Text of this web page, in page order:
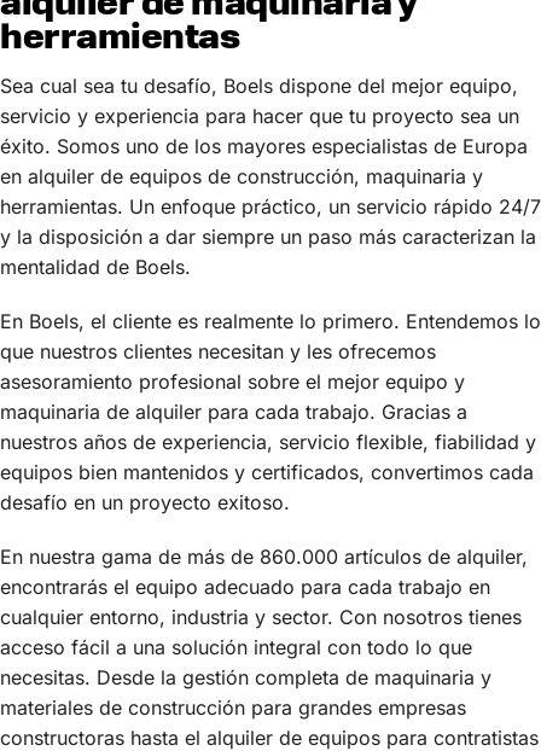
herramientas
Sea cual sea tu desafío, Boels dispone del mejor equipo,
servicio y experiencia para hacer que tu proyecto sea un
éxito. Somos uno de los mayores especialistas de Europa
en alquiler de equipos de construcción, maquinaria y
herramientas. Un enfoque práctico, un servicio rápido 24/7
y la disposición a dar siempre un paso más caracterizan la
mentalidad de Boels.
En Boels, el cliente es realmente lo primero. Entendemos lo
que nuestros clientes necesitan y les ofrecemos
asesoramiento profesional sobre el mejor equipo y
maquinaria de alquiler para cada trabajo. Gracias a
nuestros años de experiencia, servicio flexible, fiabilidad y
equipos bien mantenidos y certificados, convertimos cada
desafío en un proyecto exitoso.
En nuestra gama de más de 860.000 artículos de alquiler,
encontrarás el equipo adecuado para cada trabajo en
cualquier entorno, industria y sector. Con nosotros tienes
acceso fácil a una solución integral con todo lo que
necesitas. Desde la gestión completa de maquinaria y
materiales de construcción para grandes empresas
constructoras hasta el alquiler de equipos para contratistas